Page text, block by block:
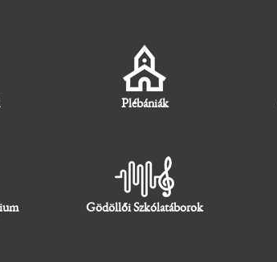
Plébániák
Gödöllői Szkólatáborok